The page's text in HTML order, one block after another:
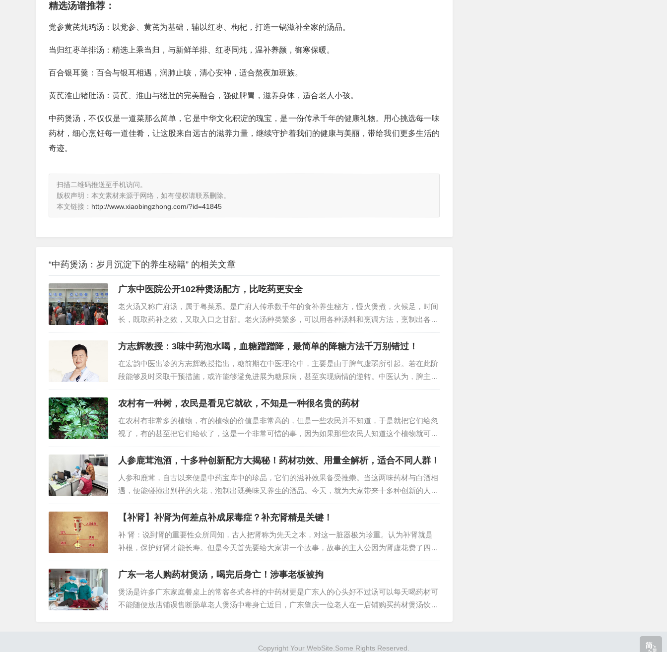
精选汤谱推荐：
党参黄芪炖鸡汤：以党参、黄芪为基础，辅以红枣、枸杞，打造一锅滋补全家的汤品。
当归红枣羊排汤：精选上乘当归，与新鲜羊排、红枣同炖，温补养颜，御寒保暖。
百合银耳羹：百合与银耳相遇，润肺止咳，清心安神，适合熬夜加班族。
黄芪淮山猪肚汤：黄芪、淮山与猪肚的完美融合，强健脾胃，滋养身体，适合老人小孩。
中药煲汤，不仅仅是一道菜那么简单，它是中华文化积淀的瑰宝，是一份传承千年的健康礼物。用心挑选每一味
药材，细心烹饪每一道佳肴，让这股来自远古的滋养力量，继续守护着我们的健康与美丽，带给我们更多生活的
奇迹。
扫描二维码推送至手机访问。
版权声明：本文素材来源于网络，如有侵权请联系删除。
本文链接： http://www.xiaobingzhong.com/?id=41845
“中药煲汤：岁月沉淀下的养生秘籍” 的相关文章
广东中医院公开102种煲汤配方，比吃药更安全
老火汤又称广府汤，属于粤菜系。是广府人传承数千年的食补养生秘方，慢火煲煮，火候足，时间
长，既取药补之效，又取入口之甘甜。老火汤种类繁多，可以用各种汤料和烹调方法，烹制出各种
不同口味、不同功效的汤来。被...
方志辉教授：3味中药泡水喝，血糖蹭蹭降，最简单的降糖方法千万别错过！
在宏韵中医出诊的方志辉教授指出，糖前期在中医理论中，主要是由于脾气虚弱所引起。若在此阶
段能够及时采取干预措施，或许能够避免进展为糖尿病，甚至实现病情的逆转。中医认为，脾主运
化，脾虚则运化功能失调，进而...
农村有一种树，农民是看见它就砍，不知是一种很名贵的药材
在农村有非常多的植物，有的植物的价值是非常高的，但是一些农民并不知道，于是就把它们给忽
视了，有的甚至把它们给砍了，这是一个非常可惜的事，因为如果那些农民人知道这个植物就可以
很好的利用起来。然后让自己的...
人参鹿茸泡酒，十多种创新配方大揭秘！药材功效、用量全解析，适合不同人群！
人参和鹿茸，自古以来便是中药宝库中的珍品，它们的滋补效果备受推崇。当这两味药材与白酒相
遇，便能碰撞出别样的火花，泡制出既美味又养生的酒品。今天，就为大家带来十多种创新的人参
鹿茸泡酒配方，每个配方都独具...
【补肾】补肾为何差点补成尿毒症？补充肾精是关键！
补 肾：说到肾的重要性众所周知，古人把肾称为先天之本，对这一脏器极为珍重。认为补肾就是
补根，保护好肾才能长寿。但是今天首先要给大家讲一个故事，故事的主人公因为肾虚花费了四年
的时间，把所有的补肾良药都吃...
广东一老人购药材煲汤，喝完后身亡！涉事老板被拘
煲汤是许多广东家庭餐桌上的常客各式各样的中药材更是广东人的心头好不过汤可以每天喝药材可
不能随便放店铺误售断肠草老人煲汤中毒身亡近日，广东肇庆一位老人在一店铺购买药材煲汤饮
Copyright Your WebSite.Some Rights Reserved.